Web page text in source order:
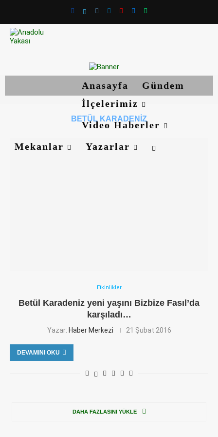
Anasayfa
Gündem
İlçelerimiz
Video Haberler
Mekanlar
Yazarlar
BETÜL KARADENIZ
Etkinlikler
Betül Karadeniz yeni yaşını Bizbize Fasıl’da
karşıladı…
Yazar: Haber Merkezi 21 Şubat 2016
DEVAMINI OKU
DAHA FAZLASINI YÜKLE